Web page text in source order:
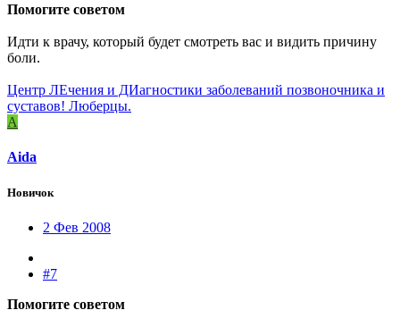
Помогите советом
Идти к врачу, который будет смотреть вас и видить причину
боли.
Центр ЛЕчения и ДИагностики заболеваний позвоночника и
суставов! Люберцы.
A
Aida
Новичок
2 Фев 2008
#7
Помогите советом